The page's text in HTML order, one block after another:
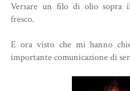
Versare un filo di olio sopra
fresco.
E ora visto che mi hanno
importante comunicazione di